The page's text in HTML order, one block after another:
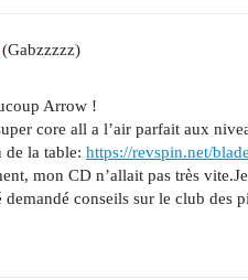
(Gabzzzzz)
Arrow !
core all a l’air parfait aux
la table: https://revspin.net/
mon CD n’allait pas très
demandé conseils sur le club des